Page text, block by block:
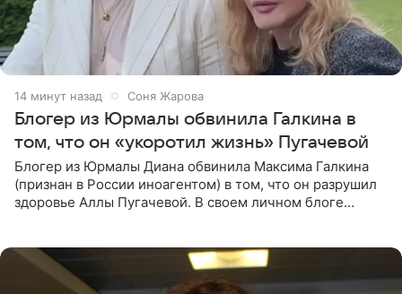
14 минут назад Соня Жарова
Блогер из Юрмалы обвинила Галкина в
том, что он «укоротил жизнь» Пугачевой
Блогер из Юрмалы Диана обвинила Максима Галкина
(признан в России иноагентом) в том, что он разрушил
здоровье Аллы Пугачевой. В своем личном блоге